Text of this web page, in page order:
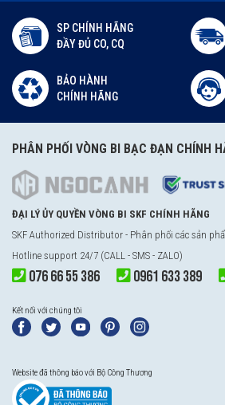
SP CHÍNH HÃNG
ĐẦY ĐỦ CO, CQ
BẢO HÀNH
CHÍNH HÃNG
PHÂN PHỐI VÒNG BI BẠC ĐẠN CHÍNH
ĐẠI LÝ ỦY QUYỀN VÒNG BI SKF CHÍNH HÃNG
SKF Authorized Distributor - Phân phối các sản
Hotline support 24/7 (CALL - SMS - ZALO)
076 66 55 386 0961 633 389
Kết nối với chúng tôi
Website đã thông báo với Bộ Công Thương